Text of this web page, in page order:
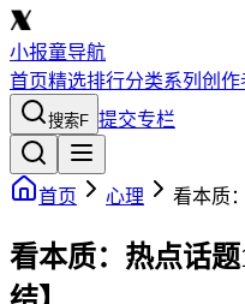
小报童导航
首页精选排行分类系列 创作
搜索F 提交专栏
首页 心理 看本质
看本质：热点话